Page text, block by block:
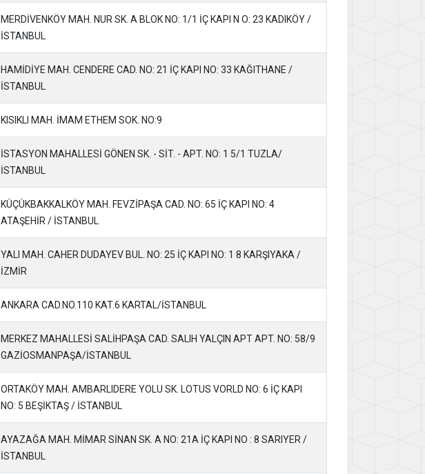
MERDİVENKÖY MAH. NUR SK. A BLOK NO: 1/1 İÇ KAPI N O: 23 KADIKÖY /
İSTANBUL
HAMİDİYE MAH. CENDERE CAD. NO: 21 İÇ KAPI NO: 33 KAĞITHANE /
İSTANBUL
KISIKLI MAH. İMAM ETHEM SOK. NO:9
İSTASYON MAHALLESİ GÖNEN SK. - SİT. - APT. NO: 1 5/1 TUZLA/
İSTANBUL
KÜÇÜKBAKKALKÖY MAH. FEVZİPAŞA CAD. NO: 65 İÇ KAPI NO: 4
ATAŞEHİR / İSTANBUL
YALI MAH. CAHER DUDAYEV BUL. NO: 25 İÇ KAPI NO: 1 8 KARŞIYAKA /
İZMİR
ANKARA CAD.NO.110 KAT.6 KARTAL/İSTANBUL
MERKEZ MAHALLESİ SALİHPAŞA CAD. SALIH YALÇIN APT APT. NO: 58/9
GAZİOSMANPAŞA/İSTANBUL
ORTAKÖY MAH. AMBARLIDERE YOLU SK. LOTUS VORLD NO: 6 İÇ KAPI
NO: 5 BEŞİKTAŞ / İSTANBUL
AYAZAĞA MAH. MİMAR SİNAN SK. A NO: 21A İÇ KAPI NO : 8 SARIYER /
İSTANBUL